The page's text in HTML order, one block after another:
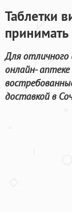
Таблетки
Для отличного
онлайн-
доставкой в